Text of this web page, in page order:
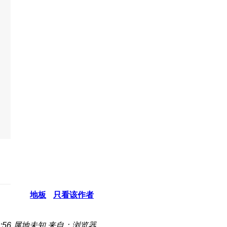
地板 只看该作者
属地未知 来自：浏览器